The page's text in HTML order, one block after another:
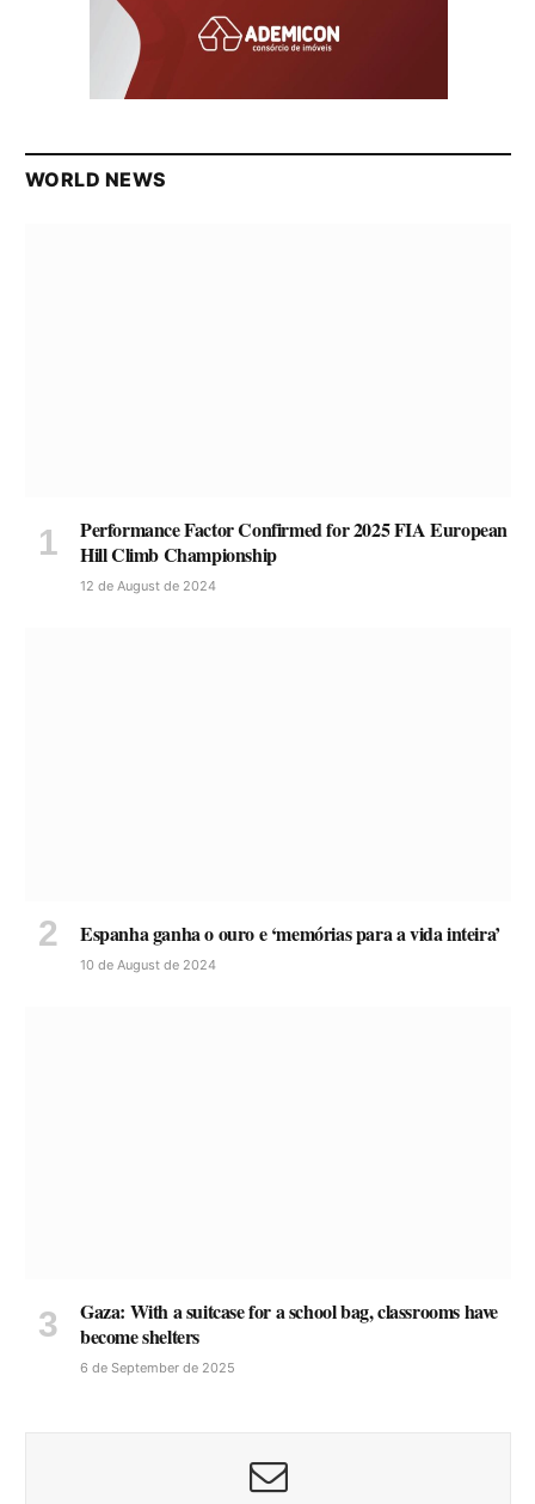
WORLD NEWS
Performance Factor Confirmed for 2025 FIA European
Hill Climb Championship
12 de August de 2024
Espanha ganha o ouro e ‘memórias para a vida inteira’
10 de August de 2024
Gaza: With a suitcase for a school bag, classrooms have
become shelters
6 de September de 2025